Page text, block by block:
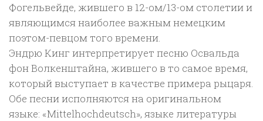
Фогельвейде, жившего в 12-ом/13-ом столетии и
являющимся наиболее важным немецким
поэтом-певцом того времени.
Эндрю Кинг интерпретирует песню Освальда
фон Волкенштайна, жившего в то самое время,
который выступает в качестве примера рыцаря.
Обе песни исполняются на оригинальном
языке: «Mittelhochdeutsch», языке литературы